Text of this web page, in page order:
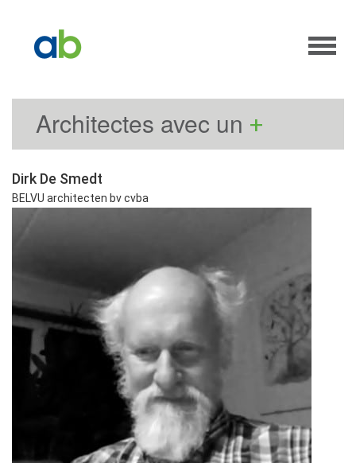
Architectes avec un +
Dirk De Smedt
BELVU architecten bv cvba